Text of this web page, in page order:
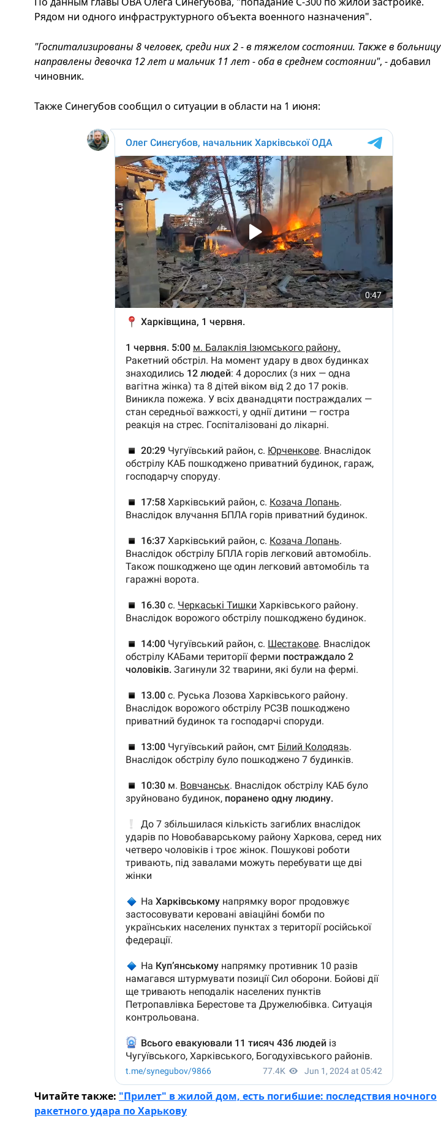
Рядом ни одного инфраструктурного объекта военного назначения".
"Госпитализированы 8 человек, среди них 2 - в тяжелом состоянии. Также в больницу
направлены девочка 12 лет и мальчик 11 лет - оба в среднем состоянии", - добавил
чиновник.
Также Синегубов сообщил о ситуации в области на 1 июня:
Читайте также: "Прилет" в жилой дом, есть погибшие: последствия ночного
ракетного удара по Харькову